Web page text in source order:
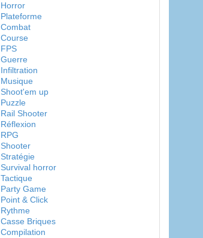
Horror
Plateforme
Combat
Course
FPS
Guerre
Infiltration
Musique
Shoot'em up
Puzzle
Rail Shooter
Réflexion
RPG
Shooter
Stratégie
Survival horror
Tactique
Party Game
Point & Click
Rythme
Casse Briques
Compilation